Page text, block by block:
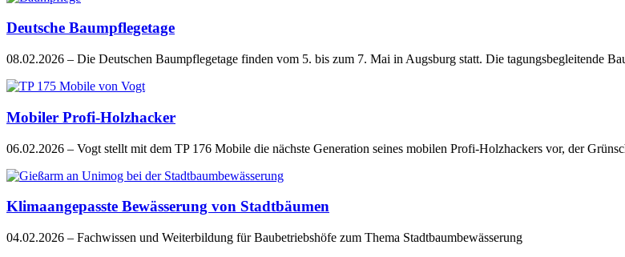
Deutsche Baumpflegetage
08.02.2026 – Die Deutschen Baumpflegetage finden vom 5. bis zum 7. Mai in Augsburg statt. Die tagungsbegleitende
Mobiler Profi-Holzhacker
06.02.2026 – Vogt stellt mit dem TP 176 Mobile die nächste Generation seines mobilen Profi-Holzhackers vor, der
Klimaangepasste Bewässerung von Stadtbäumen
04.02.2026 – Fachwissen und Weiterbildung für Baubetriebshöfe zum Thema Stadtbaumbewässerung